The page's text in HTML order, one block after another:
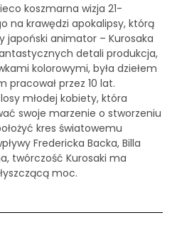
koszmarna wizja 21-
na krawędzi apokalipsy, którą
japoński animator – Kurosaka
detali produkcja,
kolorowymi, była dziełem
pracował przez 10 lat.
młodej kobiety, która
swoje marzenie o stworzeniu
kres światowemu
Fredericka Backa, Billa
twórczość Kurosaki ma
moc.